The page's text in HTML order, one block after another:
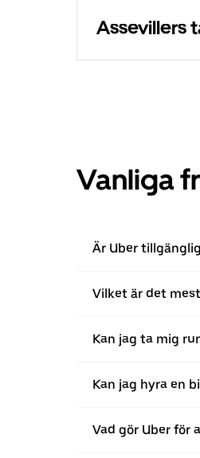
Assevillers
Vanliga
Är Uber
Vilket är det
Kan jag ta mig
Kan jag hyra en
Vad gör Uber för